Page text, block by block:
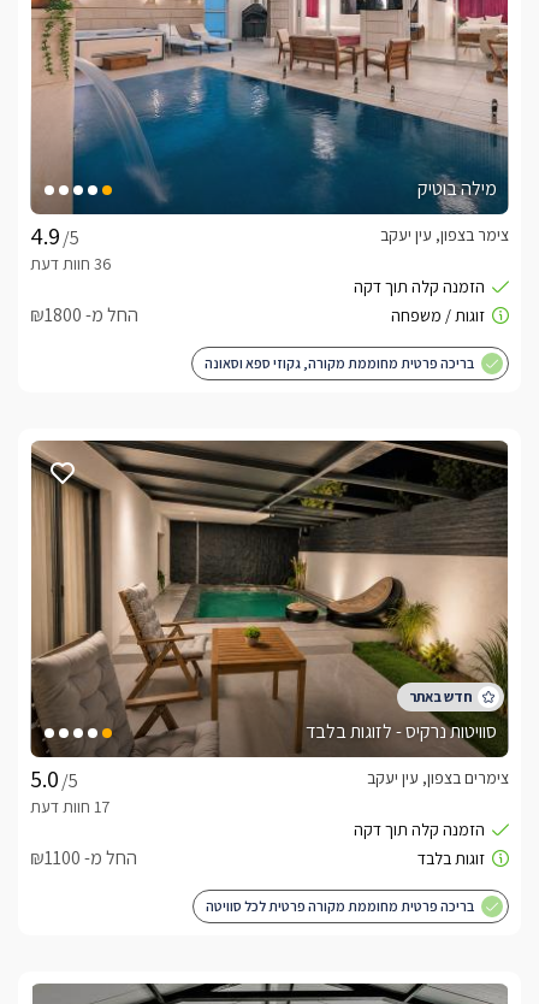
מילה בוטיק
/5
צימר בצפון, עין יעקב
החל מ- ₪1800
בריכה פרטית מחוממת מקורה, גקוזי ספא וסאונה
סוויטות נרקיס - לזוגות בלבד
/5
צימרים בצפון, עין יעקב
החל מ- ₪1100
בריכה פרטית מחוממת מקורה פרטית לכל סוויטה